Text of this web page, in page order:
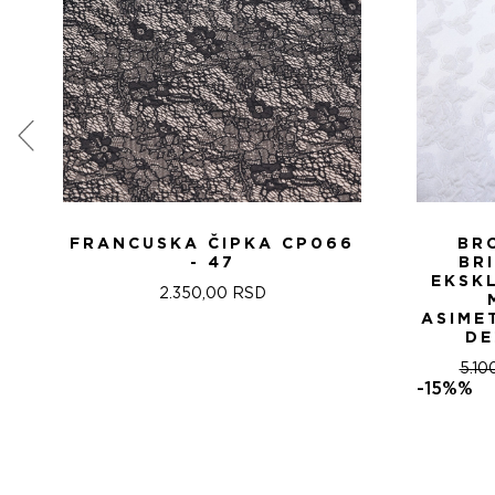
FRANCUSKA ČIPKA CP066
- 47
2.350,00 RSD
-15%%